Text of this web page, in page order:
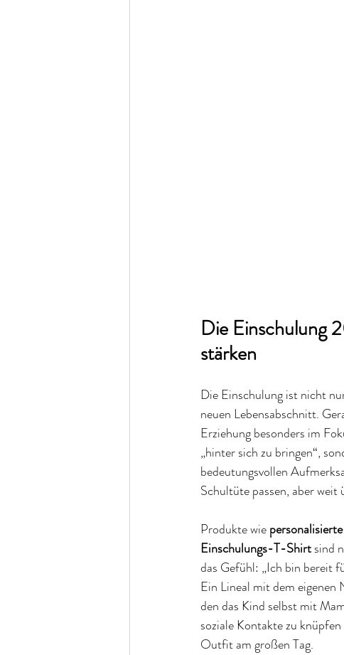
Die Einschulung
stärken
Die Einschulung ist nicht
neuen Lebensabschnitt.
Erziehung besonders im
„hinter sich zu bringen“,
bedeutungsvollen
Schultüte passen, aber weit
Produkte wie
Einschulungs-T-Shirt sind
das Gefühl: „Ich bin bereit
Ein Lineal mit dem
den das Kind selbst mit
soziale Kontakte zu
Outfit am großen Tag.